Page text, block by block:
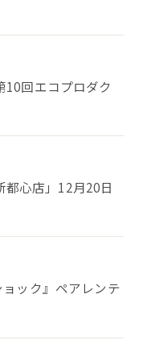
10回エコプロダク
都心店」12月20日
ョック』ペアレンテ